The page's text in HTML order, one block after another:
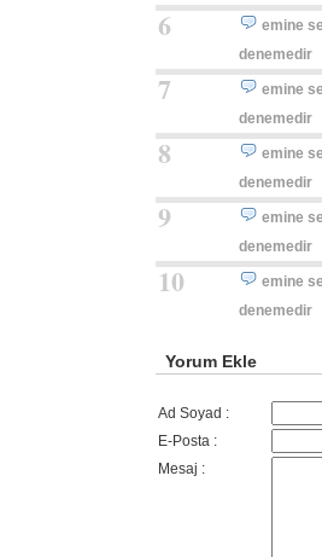
6
emine
denemedir
7
emine
denemedir
8
emine
denemedir
9
emine
denemedir
10
emine
denemedir
Yorum Ekle
Ad Soyad :
E-Posta :
Mesaj :